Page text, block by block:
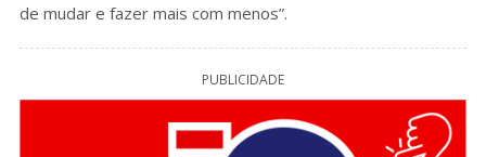
de mudar e fazer mais com menos”.
PUBLICIDADE